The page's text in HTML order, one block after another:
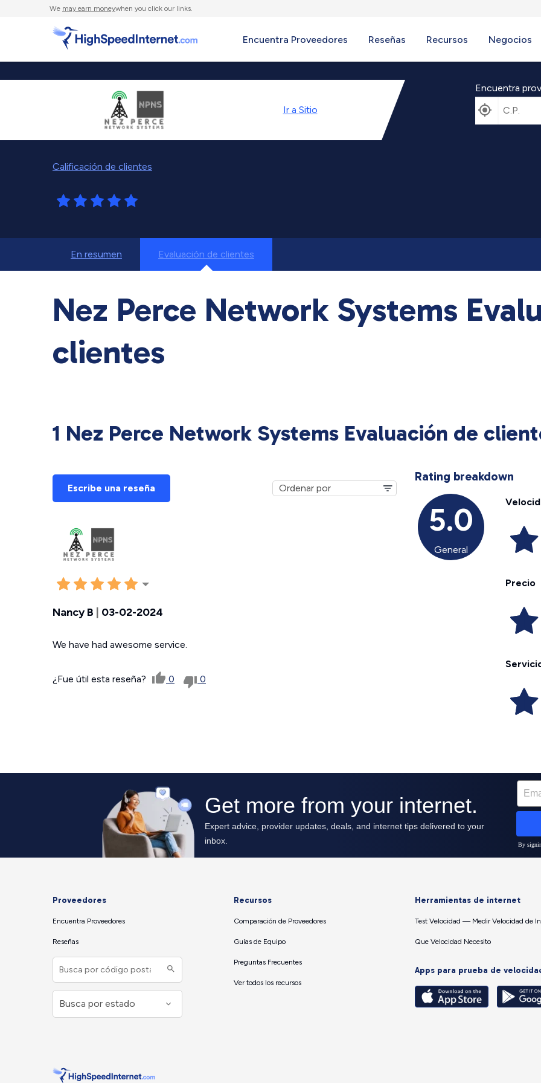
We may earn moneywhen you click our links.
Encuentra Proveedores Reseñas Recursos Negocios
Ir a Sitio
Calificación de clientes
Encuentra
En resumen Evaluación de clientes
Nez Perce Network Systems
clientes
1 Nez Perce Network Systems Evaluación de
Rating breakdown
5.0
General
Precio
Escribe una reseña
Nancy B 03-02-2024
We have had awesome service.
¿Fue útil esta reseña? 0 0
Proveedores
Encuentra Proveedores
Reseñas
Recursos
Comparación de Proveedores
Guías de Equipo
Preguntas Frecuentes
Ver todos los recursos
Herramientas de internet
Test Velocidad — Medir Velocidad de
Que Velocidad Necesito
Apps para prueba de